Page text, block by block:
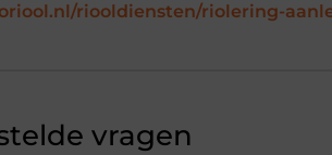
riooldiensten/riolering-
vragen